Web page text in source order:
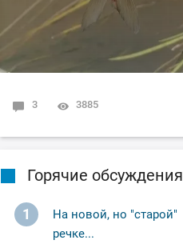
3 3885
Горячие обсуждения
1
На новой, но "старой"
речке...